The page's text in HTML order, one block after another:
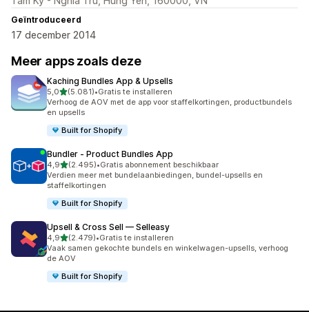
Geïntroduceerd
17 december 2014
Meer apps zoals deze
Kaching Bundles App & Upsells
5,0van 5 sterren
(5.081)
5081 recensies in totaal
•Gratis te installeren
Verhoog de AOV met de app voor staffelkortingen, productbundels
en upsells
Built for Shopify
Bundler ‑ Product Bundles App
4,9van 5 sterren
(2.495)
2495 recensies in totaal
•Gratis abonnement beschikbaar
Verdien meer met bundelaanbiedingen, bundel-upsells en
staffelkortingen
Built for Shopify
Upsell & Cross Sell — Selleasy
4,9van 5 sterren
(2.479)
2479 recensies in totaal
•Gratis te installeren
Vaak samen gekochte bundels en winkelwagen-upsells, verhoog
de AOV
Built for Shopify